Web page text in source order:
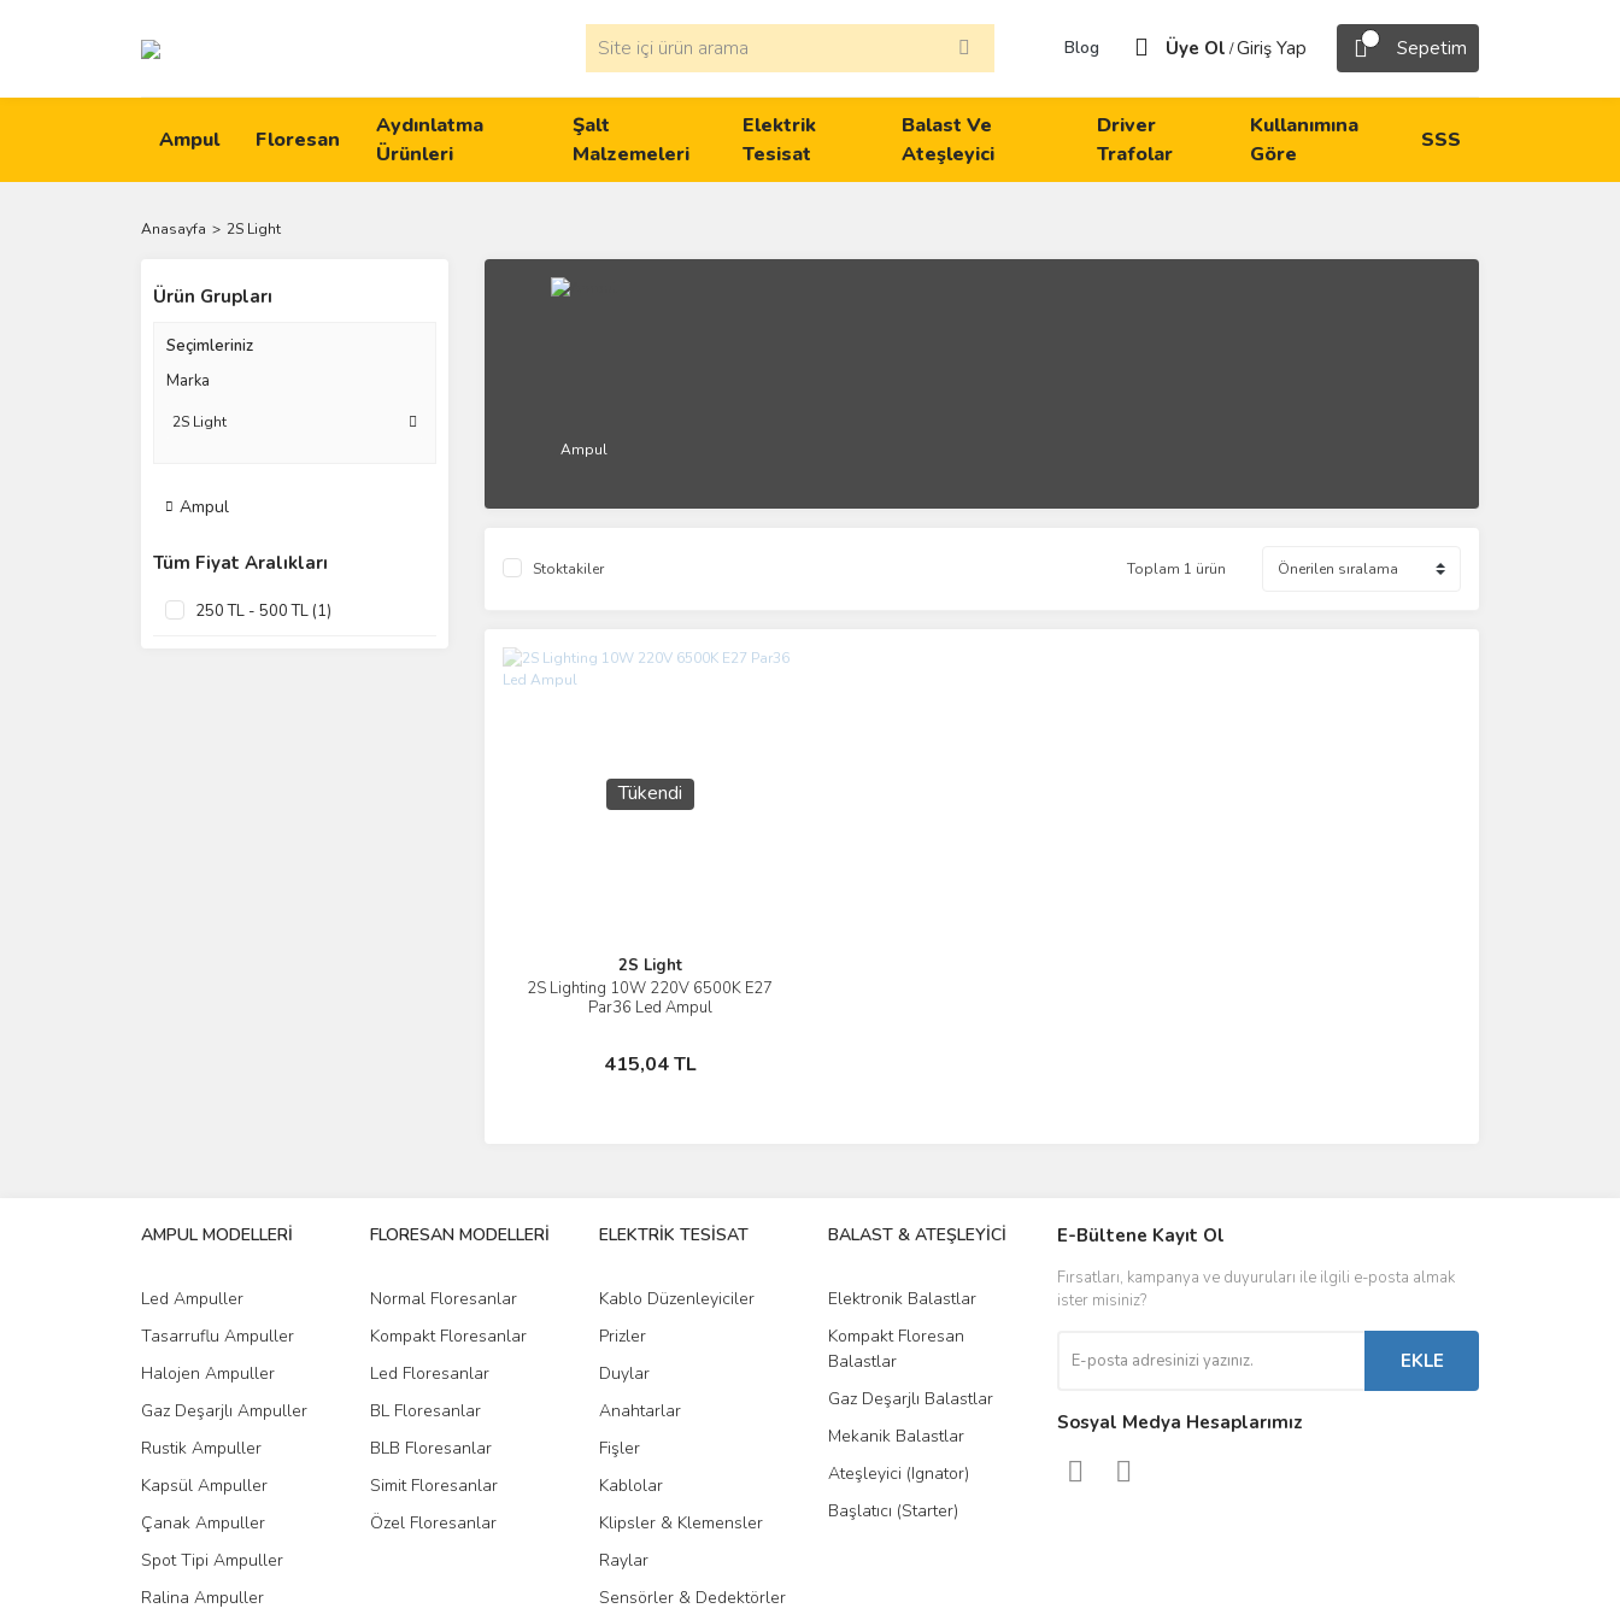
Blog Üye Ol /Giriş Yap Sepetim
Ampul Floresan
Aydınlatma
Ürünleri
Şalt
Malzemeleri
Elektrik
Tesisat
Balast Ve
Ateşleyici
Driver
Trafolar
Kullanımına
Göre
SSS
Anasayfa 2S Light
Ürün Grupları
Seçimleriniz
Marka
2S Light
Ampul
Tüm Fiyat Aralıkları
250 TL - 500 TL (1)
Ampul
Stoktakiler Toplam 1 ürün
Tükendi
2S Light
2S Lighting 10W 220V 6500K E27
Par36 Led Ampul
415,04 TL
İncele
Stokta Yok
AMPUL MODELLERİ
Led Ampuller
Tasarruflu Ampuller
Halojen Ampuller
Gaz Deşarjlı Ampuller
Rustik Ampuller
Kapsül Ampuller
Çanak Ampuller
Spot Tipi Ampuller
Ralina Ampuller
FLORESAN MODELLERİ
Normal Floresanlar
Kompakt Floresanlar
Led Floresanlar
BL Floresanlar
BLB Floresanlar
Simit Floresanlar
Özel Floresanlar
ELEKTRİK TESİSAT
Kablo Düzenleyiciler
Prizler
Duylar
Anahtarlar
Fişler
Kablolar
Klipsler & Klemensler
Raylar
Sensörler & Dedektörler
BALAST & ATEŞLEYİCİ
Elektronik Balastlar
Kompakt Floresan
Balastlar
Gaz Deşarjlı Balastlar
Mekanik Balastlar
Ateşleyici (Ignator)
Başlatıcı (Starter)
DRIVER & TRAFO
Led Driverlar
Kontaktörler
Sigorta & Otomatlar
E-Bültene Kayıt Ol
Fırsatları, kampanya ve duyuruları ile ilgili e-posta almak
ister misiniz?
EKLE
Sosyal Medya Hesaplarımız